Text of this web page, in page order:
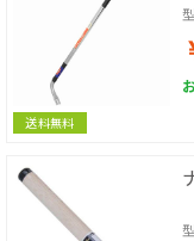
送料無料